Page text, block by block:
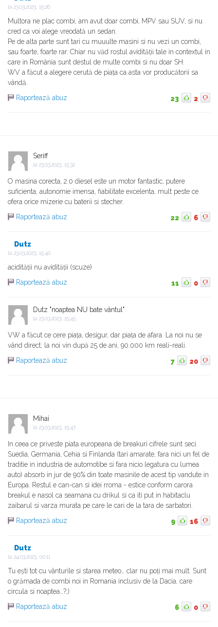
la 23.03.2023, 15:26
Multora ne plac combi, am avut doar combi, MPV sau SUV, si nu
cred ca voi alege vreodată un sedan.
Pe de alta parte sunt tari cu muuulte masini si nu vezi un combi,
sau foarte, foarte rar. Chiar nu văd rostul avidității tale in contextul in
care in România sunt destul de multe combi si nu doar SH.
WV a făcut a alegere cerută de piața ca asta vor producătorii sa
vândă.
Raportează abuz
23 2
Seriff
la 23.03.2023, 15:32
O masina corecta, 2.0 diesel este un motor fantastic, putere
suficienta, autonomie imensa, fiabilitate excelenta, mult peste ce
ofera orice mizerie cu baterii si stecher.
Raportează abuz
22 6
Dutz
la 23.03.2023, 15:40
acidității nu avidității (scuze)
Raportează abuz
11 0
Dutz "noaptea NU bate vântul"
la 23.03.2023, 15:45
VW a făcut ce cere piața, desigur, dar piața de afara. La noi nu se
vând direct, la noi vin după 25 de ani, 90.000 km reali-reali.
Raportează abuz
7 20
Mihai
la 23.03.2023, 15:47
In ceea ce priveste piata europeana de breakuri cifrele sunt seci.
Suedia, Germania, Cehia si Finlanda (tari amarate, fara nici un fel de
traditie in industria de automotibe si fara nicio legatura cu lumea
auto) absorb in jur de 90% din toate masinile de acest tip vandute in
Europa. Restul e can-can si idei rroma - estice conform carora
breakul e nasol ca seamana cu drikul si ca iti put in habitaclu
zaibarul si varza murata pe care le cari de la tara de sarbatori.
Raportează abuz
9 16
Dutz
la 24.03.2023, 00:11
Tu ești tot cu vânturile si starea meteo… clar nu poți mai mult. Sunt
o grămada de combi noi in Romania inclusiv de la Dacia, care
circula si noaptea…?;)
Raportează abuz
6 0